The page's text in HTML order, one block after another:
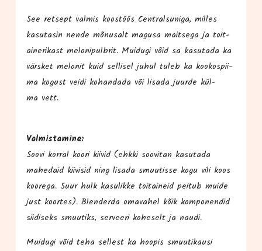
See ret­sept val­mis koos­töös Cent­ral­su­ni­ga, mil­les
kasu­ta­sin nen­de mõnu­salt magu­sa mait­se­ga ja toit­
ai­ne­ri­kast melo­ni­pulb­rit. Mui­du­gi võid sa kasu­ta­da ka
värs­ket melo­nit kuid sel­li­sel juhul tuleb ka koo­kos­pii­
ma kogust vei­di kohan­da­da või lisa­da juur­de kül­
ma vett.
Val­mis­ta­mi­ne:
Soo­vi kor­ral koo­ri kii­vid (ehk­ki soo­vi­tan kasu­ta­da
mahe­daid kii­vi­sid ning lisa­da smuutis­se kogu vili koos
koo­re­ga. Suur hulk kasu­lik­ke toit­ai­neid pei­tub mui­de
just koor­tes). Blen­der­da oma­va­hel kõik kom­po­nen­did
sii­di­seks smuu­tiks, ser­vee­ri kohe­selt ja naudi.
Mui­du­gi võid teha sel­lest ka hoo­pis smuu­ti­kau­si